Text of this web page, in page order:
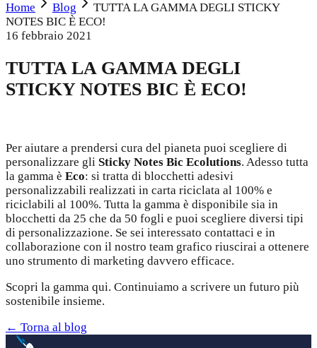
Home
Blog
TUTTA LA GAMMA DEGLI STICKY
NOTES BIC È ECO!
16 febbraio 2021
TUTTA LA GAMMA DEGLI
STICKY NOTES BIC È ECO!
Per aiutare a prendersi cura del pianeta puoi scegliere di
personalizzare gli Sticky Notes Bic Ecolutions. Adesso tutta
la gamma è Eco: si tratta di blocchetti adesivi
personalizzabili realizzati in carta riciclata al 100% e
riciclabili al 100%. Tutta la gamma è disponibile sia in
blocchetti da 25 che da 50 fogli e puoi scegliere diversi tipi
di personalizzazione. Se sei interessato contattaci e in
collaborazione con il nostro team grafico riuscirai a ottenere
uno strumento di marketing davvero efficace.
Scopri la gamma qui. Continuiamo a scrivere un futuro più
sostenibile insieme.
← Torna al blog